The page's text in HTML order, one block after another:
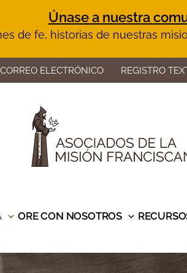
Únase a nuestra
de fe, historias de nuestras
ELECTRÓNICO REGISTRO
ORE CON NOSOTROS